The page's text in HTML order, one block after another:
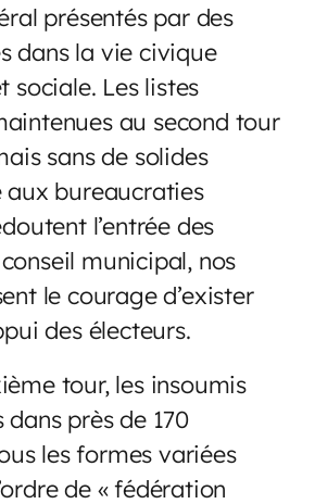
présentés par des
dans la vie civique
sociale. Les listes
au second tour
sans de solides
aux bureaucraties
l’entrée des
municipal, nos
le courage d’exister
des électeurs.
tour, les insoumis
dans près de 170
les formes variées
de « fédération